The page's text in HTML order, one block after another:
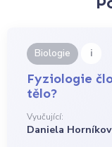
Biologie i
Fyziologie
tělo?
Vyučující:
Daniela